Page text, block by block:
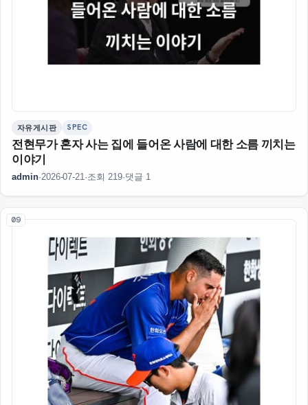
자유게시판 SPEC
전현무가 혼자 사는 집에 들어온 사람에 대한 소름 끼치는
이야기
admin·2026-07-21 ·조회 219·댓글 1
09